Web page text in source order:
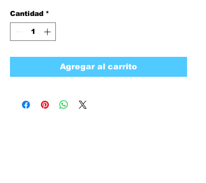
Cantidad *
Agregar al carrito